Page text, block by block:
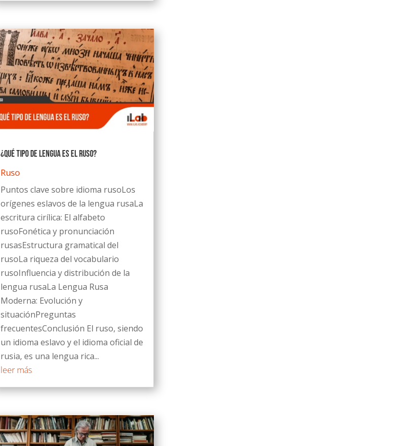
¿Qué tipo de lengua es el ruso?
Ruso
Puntos clave sobre idioma rusoLos
orígenes eslavos de la lengua rusaLa
escritura cirílica: El alfabeto
rusoFonética y pronunciación
rusasEstructura gramatical del
rusoLa riqueza del vocabulario
rusoInfluencia y distribución de la
lengua rusaLa Lengua Rusa
Moderna: Evolución y
situaciónPreguntas
frecuentesConclusión El ruso, siendo
un idioma eslavo y el idioma oficial de
rusia, es una lengua rica...
leer más